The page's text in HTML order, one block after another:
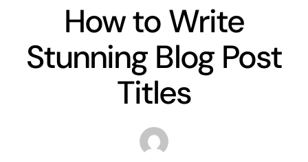
Vacatures
Over ons
How to Write
Stunning Blog Post
Titles